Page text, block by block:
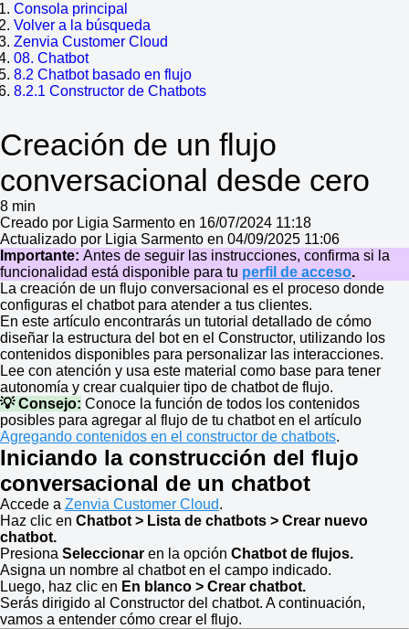
Consola principal
Volver a la búsqueda
Zenvia Customer Cloud
08. Chatbot
8.2 Chatbot basado en flujo
8.2.1 Constructor de Chatbots
Creación de un flujo
conversacional desde cero
8 min
Creado por Ligia Sarmento en 16/07/2024 11:18
Actualizado por Ligia Sarmento en 04/09/2025 11:06
Importante: Antes de seguir las instrucciones, confirma si la
funcionalidad está disponible para tu perfil de acceso.
La creación de un flujo conversacional es el proceso donde
configuras el chatbot para atender a tus clientes.
En este artículo encontrarás un tutorial detallado de cómo
diseñar la estructura del bot en el Constructor, utilizando los
contenidos disponibles para personalizar las interacciones.
Lee con atención y usa este material como base para tener
autonomía y crear cualquier tipo de chatbot de flujo.
💡 Consejo: Conoce la función de todos los contenidos
posibles para agregar al flujo de tu chatbot en el artículo
Agregando contenidos en el constructor de chatbots.
Iniciando la construcción del flujo
conversacional de un chatbot
Accede a Zenvia Customer Cloud.
Haz clic en Chatbot > Lista de chatbots > Crear nuevo
chatbot.
Presiona Seleccionar en la opción Chatbot de flujos.
Asigna un nombre al chatbot en el campo indicado.
Luego, haz clic en En blanco > Crear chatbot.
Serás dirigido al Constructor del chatbot. A continuación,
vamos a entender cómo crear el flujo.